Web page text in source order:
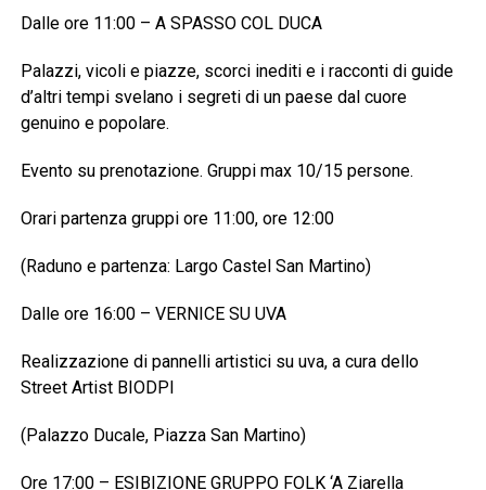
Dalle ore 11:00 – A SPASSO COL DUCA
Palazzi, vicoli e piazze, scorci inediti e i racconti di guide
d’altri tempi svelano i segreti di un paese dal cuore
genuino e popolare.
Evento su prenotazione. Gruppi max 10/15 persone.
Orari partenza gruppi ore 11:00, ore 12:00
(Raduno e partenza: Largo Castel San Martino)
Dalle ore 16:00 – VERNICE SU UVA
Realizzazione di pannelli artistici su uva, a cura dello
Street Artist BIODPI
(Palazzo Ducale, Piazza San Martino)
Ore 17:00 – ESIBIZIONE GRUPPO FOLK ‘A Ziarella